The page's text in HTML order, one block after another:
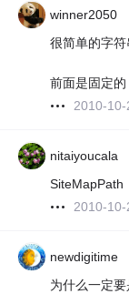
winner2050
很简单的字符
前面是固定的
2010-10-
nitaiyoucala
SiteMapPath
2010-10-
newdigitime
为什么一定